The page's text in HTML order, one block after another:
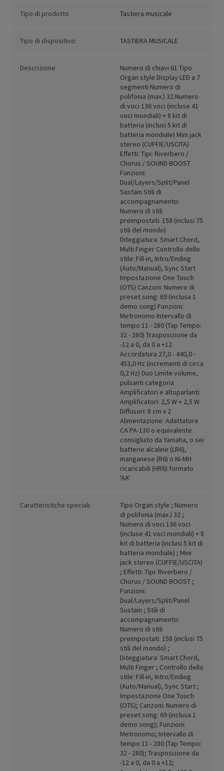
Tipo di prodotto Tastiera musicale
Tipo di dispositivo: TASTIERA MUSICALE
Descrizione
Numero di chiavi 61 Tipo
Organ style Display LED a 7
segmenti Numero di
polifonia (max.) 32 Numero
di voci 136 voci (incluse 41
voci mondiali) + 8 kit di
batteria (inclusi 5 kit di
batteria mondiale) Mini jack
stereo (CUFFIE/USCITA)
Effetti: Tipi: Riverbero /
Chorus / SOUND BOOST
Funzioni:
Dual/Layers/Split/Panel
Sustain Stili di
accompagnamento:
Numero di stili
preimpostati: 158 (inclusi 75
stili del mondo)
Diteggiatura: Smart Chord,
Multi Finger Controllo dello
stile: Fill-in, Intro/Ending
(Auto/Manual), Sync Start
Impostazione One Touch
(OTS) Canzoni: Numero di
preset song: 69 (inclusa 1
demo song) Funzioni:
Metronomo Intervallo di
tempo 11 - 280 (Tap Tempo:
32 - 280) Trasposizione da
-12 a 0, da 0 a +12
Accordatura 27,0 - 440,0 -
453,0 Hz (incrementi di circa
0,2 Hz) Duo Limite volume,
pulsanti categoria
Amplificatori e altoparlanti:
Amplificatori: 2,5 W + 2,5 W
Diffusori: 8 cm x 2
Alimentazione: Adattatore
CA PA-130 o equivalente
consigliato da Yamaha, o sei
batterie alcaline (LR6),
manganese (R6) o Ni-MH
ricaricabili (HR6) formato
'AA'
Caratteristiche speciali:
Tipo Organ style ; Numero
di polifonia (max.) 32 ;
Numero di voci 136 voci
(incluse 41 voci mondiali) + 8
kit di batteria (inclusi 5 kit di
batteria mondiale) ; Mini
jack stereo (CUFFIE/USCITA)
; Effetti: Tipi: Riverbero /
Chorus / SOUND BOOST ;
Funzioni:
Dual/Layers/Split/Panel
Sustain ; Stili di
accompagnamento:
Numero di stili
preimpostati: 158 (inclusi 75
stili del mondo) ;
Diteggiatura: Smart Chord,
Multi Finger ; Controllo dello
stile: Fill-in, Intro/Ending
(Auto/Manual), Sync Start ;
Impostazione One Touch
(OTS); Canzoni: Numero di
preset song: 69 (inclusa 1
demo song); Funzioni:
Metronomo; Intervallo di
tempo 11 - 280 (Tap Tempo:
32 - 280); Trasposizione da
-12 a 0, da 0 a +12;